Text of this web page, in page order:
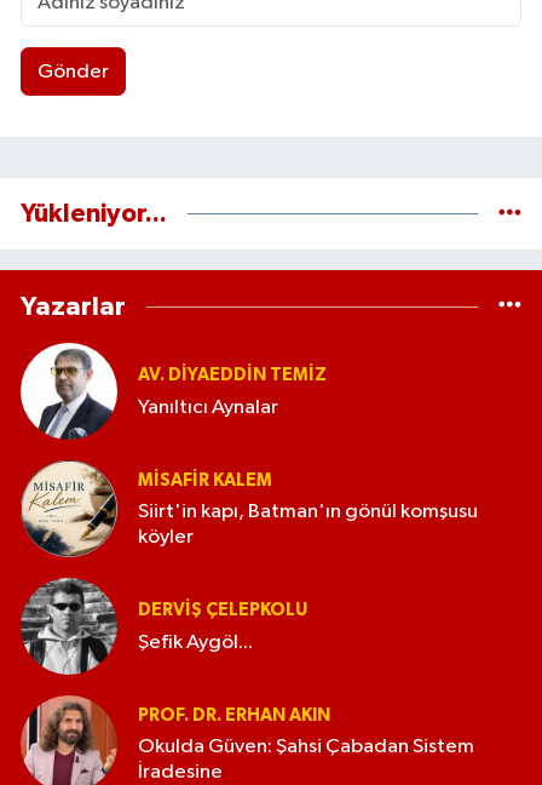
Gönder
Yükleniyor...
Yazarlar
AV. DIYAEDDIN TEMIZ
Yanıltıcı Aynalar
MISAFIR KALEM
Siirt'in kapı, Batman'ın gönül komşusu
köyler
DERVIŞ ÇELEPKOLU
Şefik Aygöl...
PROF. DR. ERHAN AKIN
Okulda Güven: Şahsi Çabadan Sistem
İradesine